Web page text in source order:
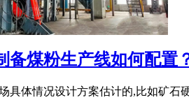
备煤粉生产线如何配置
具体情况设计方案估计的,比如矿石